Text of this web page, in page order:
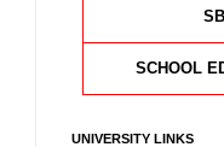
SBI
SCHOOL
UNIVERSITY LINKS